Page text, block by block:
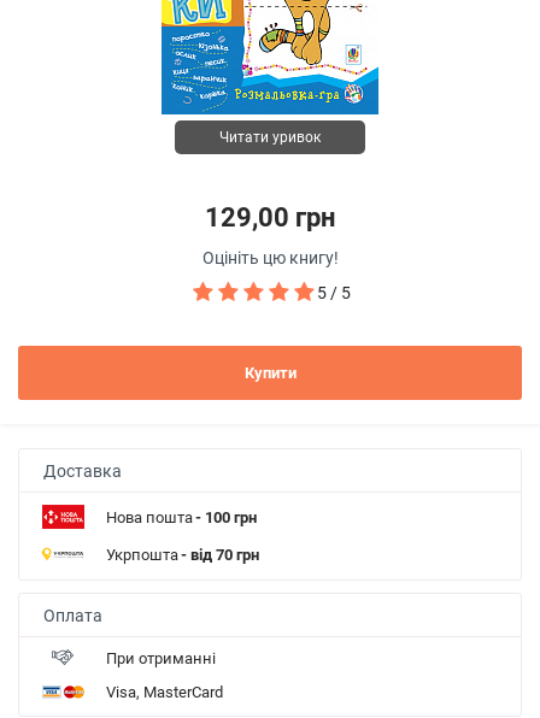
Читати уривок
129,00 грн
Оцініть цю книгу!
5 / 5
Купити
Доставка
Нова пошта- 100 грн
Укрпошта- від 70 грн
Оплата
При отриманні
Visa, MasterCard